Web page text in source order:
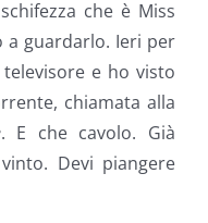
che è Miss
a guardarlo. Ieri per
e ho visto
chiamata alla
. E che cavolo. Già
Devi piangere